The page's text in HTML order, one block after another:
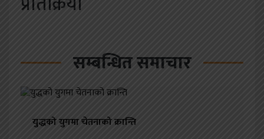
सम्बन्धित समाचार
युद्धको युगमा चेतनाको क्रान्ति